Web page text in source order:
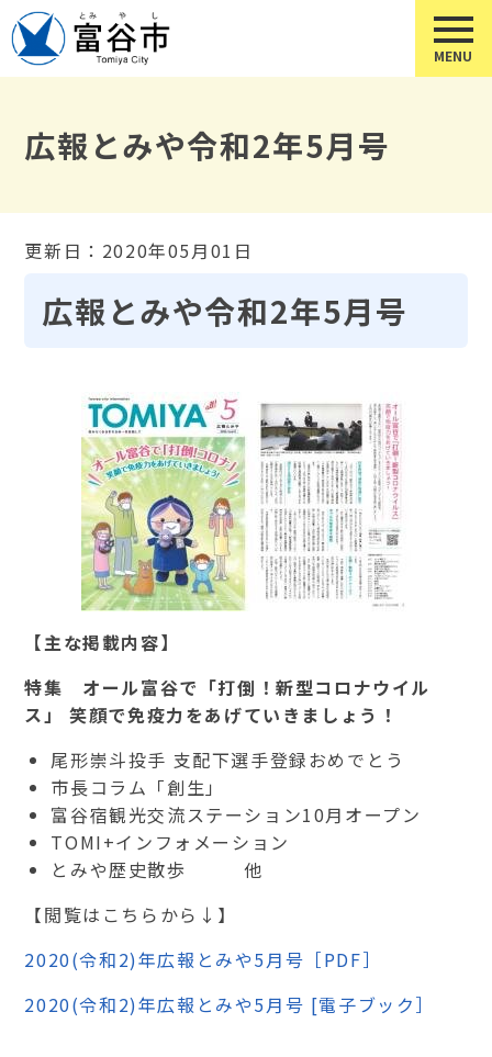
広報とみや令和2年5月号
更新日：2020年05月01日
広報とみや令和2年5月号
【主な掲載内容】
特集 オール富谷で「打倒！新型コロナウイル
ス」 笑顔で免疫力をあげていきましょう！
尾形崇斗投手 支配下選手登録おめでとう
市長コラム「創生」
富谷宿観光交流ステーション10月オープン
TOMI+インフォメーション
とみや歴史散歩 他
【閲覧はこちらから↓】
2020(令和2)年広報とみや5月号［PDF］
2020(令和2)年広報とみや5月号 [電子ブック］